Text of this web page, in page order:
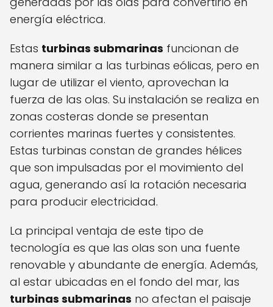
energía eléctrica.
Estas turbinas submarinas funcionan de
manera similar a las turbinas eólicas, pero en
lugar de utilizar el viento, aprovechan la
fuerza de las olas. Su instalación se realiza en
zonas costeras donde se presentan
corrientes marinas fuertes y consistentes.
Estas turbinas constan de grandes hélices
que son impulsadas por el movimiento del
agua, generando así la rotación necesaria
para producir electricidad.
La principal ventaja de este tipo de
tecnología es que las olas son una fuente
renovable y abundante de energía. Además,
al estar ubicadas en el fondo del mar, las
turbinas submarinas no afectan el paisaje